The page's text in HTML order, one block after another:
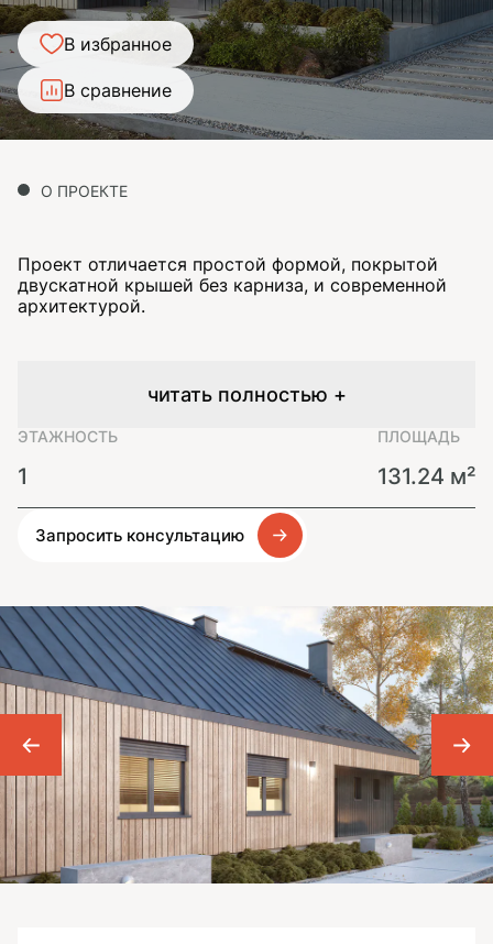
В избранное
В сравнение
О ПРОЕКТЕ
Проект отличается простой формой, покрытой
двускатной крышей без карниза, и современной
архитектурой.
читать полностью +
ЭТАЖНОСТЬ
1
ПЛОЩАДЬ
131.24 м²
Запросить консультацию